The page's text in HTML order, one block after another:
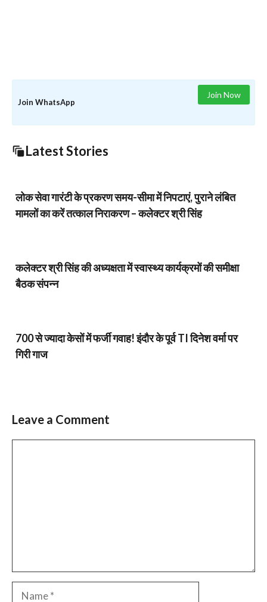
Join WhatsApp
Join Now
Latest Stories
लोक सेवा गारंटी के प्रकरण समय-सीमा में निपटाएं, पुराने लंबित
मामलों का करें तत्काल निराकरण – कलेक्टर श्री सिंह
कलेक्टर श्री सिंह की अध्यक्षता में स्वास्थ्य कार्यक्रमों की समीक्षा
बैठक संपन्न
700 से ज्यादा केसों में फर्जी गवाह! इंदौर के पूर्व TI दिनेश वर्मा पर
गिरी गाज
Leave a Comment